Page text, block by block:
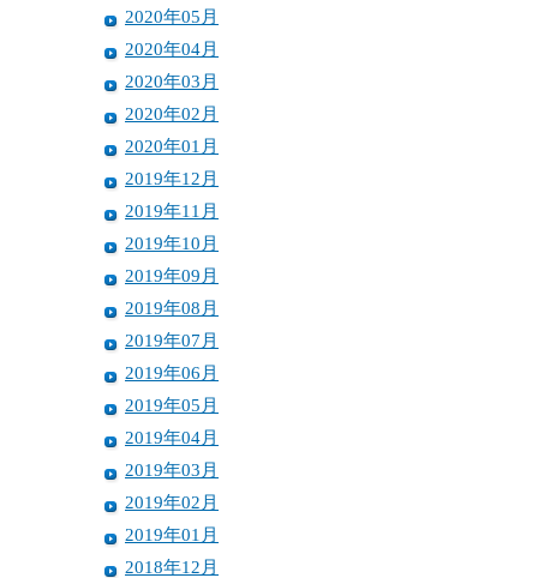
2020年05月
2020年04月
2020年03月
2020年02月
2020年01月
2019年12月
2019年11月
2019年10月
2019年09月
2019年08月
2019年07月
2019年06月
2019年05月
2019年04月
2019年03月
2019年02月
2019年01月
2018年12月